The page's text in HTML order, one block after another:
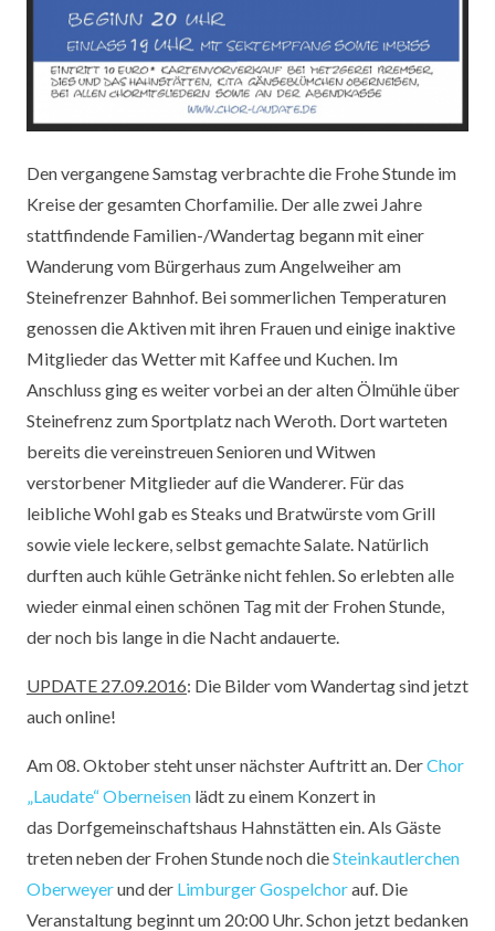
Den vergangene Samstag verbrachte die Frohe Stunde im
Kreise der gesamten Chorfamilie. Der alle zwei Jahre
stattfindende Familien-/Wandertag begann mit einer
Wanderung vom Bürgerhaus zum Angelweiher am
Steinefrenzer Bahnhof. Bei sommerlichen Temperaturen
genossen die Aktiven mit ihren Frauen und einige inaktive
Mitglieder das Wetter mit Kaffee und Kuchen. Im
Anschluss ging es weiter vorbei an der alten Ölmühle über
Steinefrenz zum Sportplatz nach Weroth. Dort warteten
bereits die vereinstreuen Senioren und Witwen
verstorbener Mitglieder auf die Wanderer. Für das
leibliche Wohl gab es Steaks und Bratwürste vom Grill
sowie viele leckere, selbst gemachte Salate. Natürlich
durften auch kühle Getränke nicht fehlen. So erlebten alle
wieder einmal einen schönen Tag mit der Frohen Stunde,
der noch bis lange in die Nacht andauerte.
UPDATE 27.09.2016: Die Bilder vom Wandertag sind jetzt
auch online!
Am 08. Oktober steht unser nächster Auftritt an. DerChor
„Laudate“ Oberneisen lädt zu einem Konzert in
das Dorfgemeinschaftshaus Hahnstätten ein. Als Gäste
treten neben der Frohen Stunde noch dieSteinkautlerchen
Oberweyerund der Limburger Gospelchorauf. Die
Veranstaltung beginnt um 20:00 Uhr. Schon jetzt bedanken